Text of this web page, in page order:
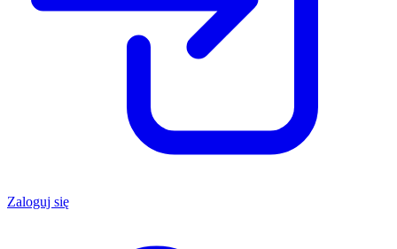
Zaloguj się